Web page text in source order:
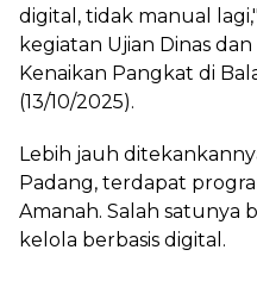
digital, tidak manual
kegiatan Ujian Dinas
Kenaikan Pangkat di
(13/10/2025).
Lebih jauh
Padang, terdapat
Amanah. Salah satunya
kelola berbasis digital.